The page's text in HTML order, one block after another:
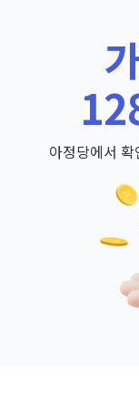
아정당에서